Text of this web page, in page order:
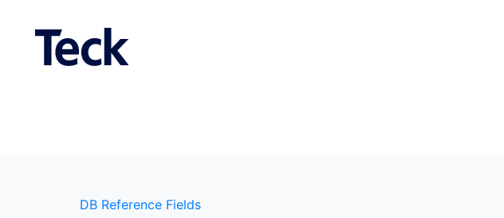
DB Reference Fields